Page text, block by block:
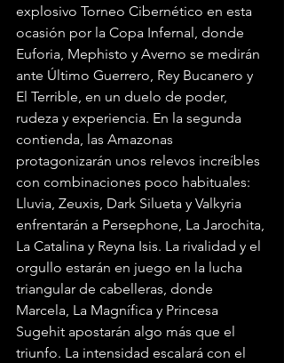
explosivo Torneo Cibernético en esta
ocasión por la Copa Infernal, donde
Euforia, Mephisto y Averno se medirán
ante Último Guerrero, Rey Bucanero y
El Terrible, en un duelo de poder,
rudeza y experiencia. En la segunda
contienda, las Amazonas
protagonizarán unos relevos increíbles
con combinaciones poco habituales:
Lluvia, Zeuxis, Dark Silueta y Valkyria
enfrentarán a Persephone, La Jarochita,
La Catalina y Reyna Isis. La rivalidad y el
orgullo estarán en juego en la lucha
triangular de cabelleras, donde
Marcela, La Magnífica y Princesa
Sugehit apostarán algo más que el
triunfo. La intensidad escalará con el